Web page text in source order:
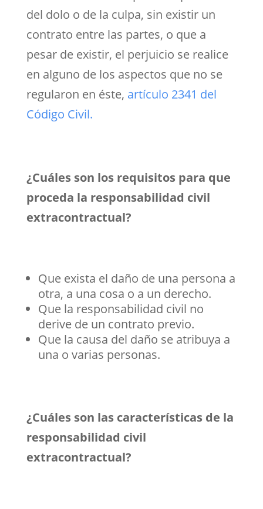
del dolo o de la culpa, sin existir un
contrato entre las partes, o que a
pesar de existir, el perjuicio se realice
en alguno de los aspectos que no se
regularon en éste, artículo 2341 del
Código Civil.
¿Cuáles son los requisitos para que
proceda la responsabilidad civil
extracontractual?
Que exista el daño de una persona a
otra, a una cosa o a un derecho.
Que la responsabilidad civil no
derive de un contrato previo.
Que la causa del daño se atribuya a
una o varias personas.
¿Cuáles son las características de la
responsabilidad civil
extracontractual?